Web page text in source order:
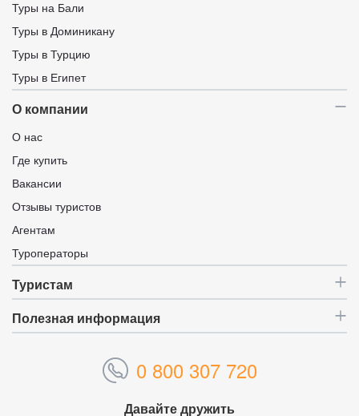
Туры на Бали
Туры в Доминикану
Туры в Турцию
Туры в Египет
О компании
О нас
Где купить
Вакансии
Отзывы туристов
Агентам
Туроператоры
Туристам
Полезная информация
0 800 307 720
Давайте дружить